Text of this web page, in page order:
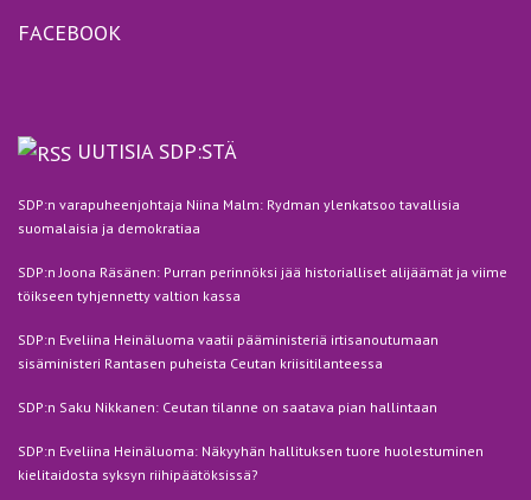
FACEBOOK
UUTISIA SDP:STÄ
SDP:n varapuheenjohtaja Niina Malm: Rydman ylenkatsoo tavallisia
suomalaisia ja demokratiaa
SDP:n Joona Räsänen: Purran perinnöksi jää historialliset alijäämät ja viime
töikseen tyhjennetty valtion kassa
SDP:n Eveliina Heinäluoma vaatii pääministeriä irtisanoutumaan
sisäministeri Rantasen puheista Ceutan kriisitilanteessa
SDP:n Saku Nikkanen: Ceutan tilanne on saatava pian hallintaan
SDP:n Eveliina Heinäluoma: Näkyyhän hallituksen tuore huolestuminen
kielitaidosta syksyn riihipäätöksissä?